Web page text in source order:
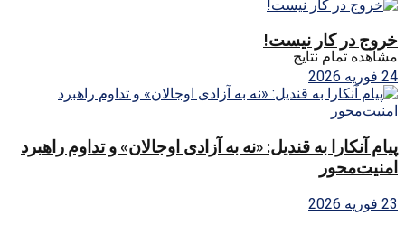
مشاهده تمام نتایج
خروج در کار نیست!
24 فوریه 2026
پیام آنکارا به قندیل: «نه به آزادی اوجالان» و تداوم راهبرد
امنیت‌محور
23 فوریه 2026